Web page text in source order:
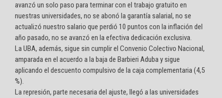
avanzó un solo paso para terminar con el trabajo gratuito en
nuestras universidades, no se abonó la garantía salarial, no se
actualizó nuestro salario que perdió 10 puntos con la inflación del
año pasado, no se avanzó en la efectiva dedicación exclusiva.
La UBA, además, sigue sin cumplir el Convenio Colectivo Nacional,
amparada en el acuerdo a la baja de Barbieri Aduba y sigue
aplicando el descuento compulsivo de la caja complementaria (4,5
%).
La represión, parte necesaria del ajuste, llegó a las universidades